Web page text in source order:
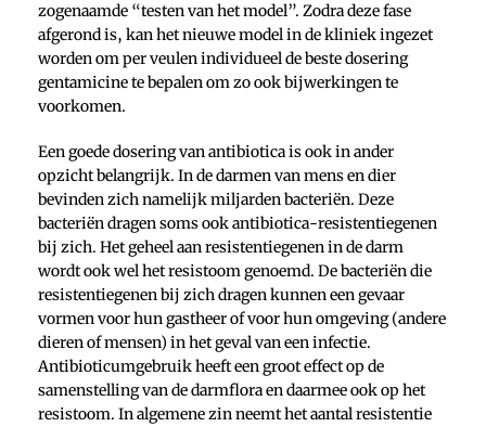
zogenaamde “testen van het model”. Zodra deze fase
afgerond is, kan het nieuwe model in de kliniek ingezet
worden om per veulen individueel de beste dosering
gentamicine te bepalen om zo ook bijwerkingen te
voorkomen.
Een goede dosering van antibiotica is ook in ander
opzicht belangrijk. In de darmen van mens en dier
bevinden zich namelijk miljarden bacteriën. Deze
bacteriën dragen soms ook antibiotica-resistentiegenen
bij zich. Het geheel aan resistentiegenen in de darm
wordt ook wel het resistoom genoemd. De bacteriën die
resistentiegenen bij zich dragen kunnen een gevaar
vormen voor hun gastheer of voor hun omgeving (andere
dieren of mensen) in het geval van een infectie.
Antibioticumgebruik heeft een groot effect op de
samenstelling van de darmflora en daarmee ook op het
resistoom. In algemene zin neemt het aantal resistentie